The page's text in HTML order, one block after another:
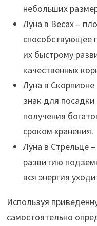
небольших
Луна в Весах –
способствующее
их быстрому
качественных
Луна в
знак для
получения
сроком хранения.
Луна в Стрельце
развитию
вся энергия
Используя
самостоятельно